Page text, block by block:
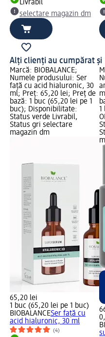
Livrabil
selectare magazin dm
Alți clienți au cumpărat și
Marcă: BIOBALANCE;
Numele produsului: Ser
față cu acid hialuronic, 30
ml; Preț: 65,20 lei; Preț de
bază: 1 buc (65,20 lei pe 1
buc); Disponibilitate:
Status verde Livrabil,
Status gri selectare
magazin dm
65,20 lei
1 buc (65,20 lei pe 1 buc)
BIOBALANCESer față cu
acid hialuronic, 30 ml
(4)
1